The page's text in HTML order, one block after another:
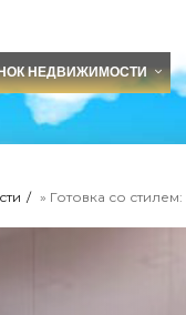
НЕДВИЖИМОСТИ
» Готовка со стилем: